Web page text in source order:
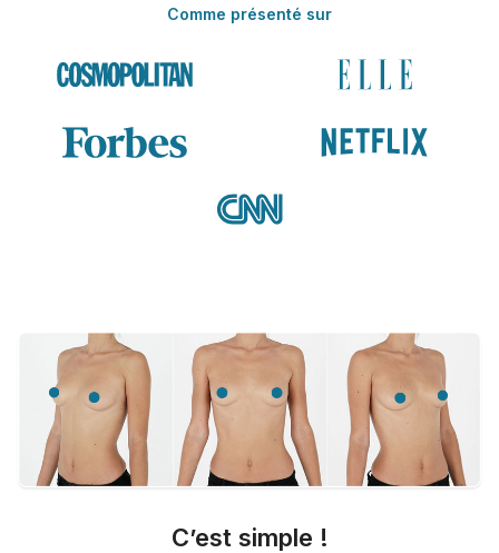
Comme présenté sur
C’est simple !